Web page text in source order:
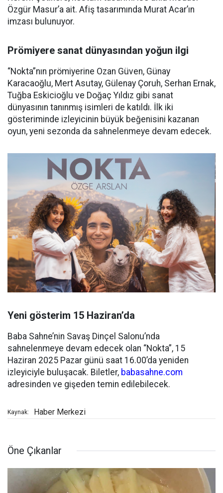
Özgür Masur’a ait. Afiş tasarımında Murat Acar’ın
imzası bulunuyor.
Prömiyere sanat dünyasından yoğun ilgi
“Nokta”nın prömiyerine Ozan Güven, Günay
Karacaoğlu, Mert Asutay, Gülenay Çoruh, Serhan Ernak,
Tuğba Eskicioğlu ve Doğaç Yıldız gibi sanat
dünyasının tanınmış isimleri de katıldı. İlk iki
gösteriminde izleyicinin büyük beğenisini kazanan
oyun, yeni sezonda da sahnelenmeye devam edecek.
Yeni gösterim 15 Haziran’da
Baba Sahne’nin Savaş Dinçel Salonu’nda
sahnelenmeye devam edecek olan “Nokta”, 15
Haziran 2025 Pazar günü saat 16.00’da yeniden
izleyiciyle buluşacak. Biletler, babasahne.com
adresinden ve gişeden temin edilebilecek.
Kaynak: Haber Merkezi
Öne Çıkanlar